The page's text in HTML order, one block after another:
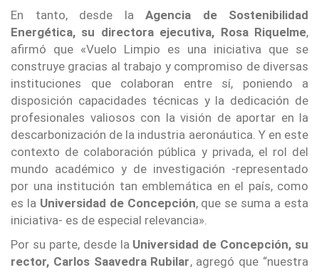
En tanto, desde la Agencia de Sostenibilidad
Energética, su directora ejecutiva, Rosa Riquelme,
afirmó que «Vuelo Limpio es una iniciativa que se
construye gracias al trabajo y compromiso de diversas
instituciones que colaboran entre sí, poniendo a
disposición capacidades técnicas y la dedicación de
profesionales valiosos con la visión de aportar en la
descarbonización de la industria aeronáutica. Y en este
contexto de colaboración pública y privada, el rol del
mundo académico y de investigación -representado
por una institución tan emblemática en el país, como
es la Universidad de Concepción, que se suma a esta
iniciativa- es de especial relevancia».
Por su parte, desde la Universidad de Concepción, su
rector, Carlos Saavedra Rubilar, agregó que “nuestra